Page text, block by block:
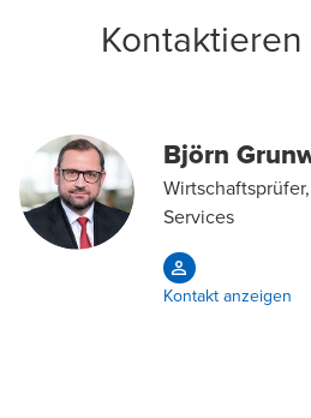
Björn
Services
Kontakt anzeigen